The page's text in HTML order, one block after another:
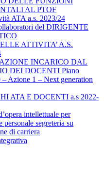
AL PTOF
ATA a.s. 2023/24
del DIRIGENTE
ATTIVITA’ A.S.
INCARICO DAL
DEI DOCENTI Piano
– Azione 1 – Next generation
ATA E DOCENTI a.s 2022-
intellettuale per
personale segreteria su
di carriera